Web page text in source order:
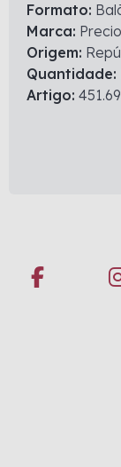
Formato:
Marca:
Origem:
Quantidade:
Artigo: